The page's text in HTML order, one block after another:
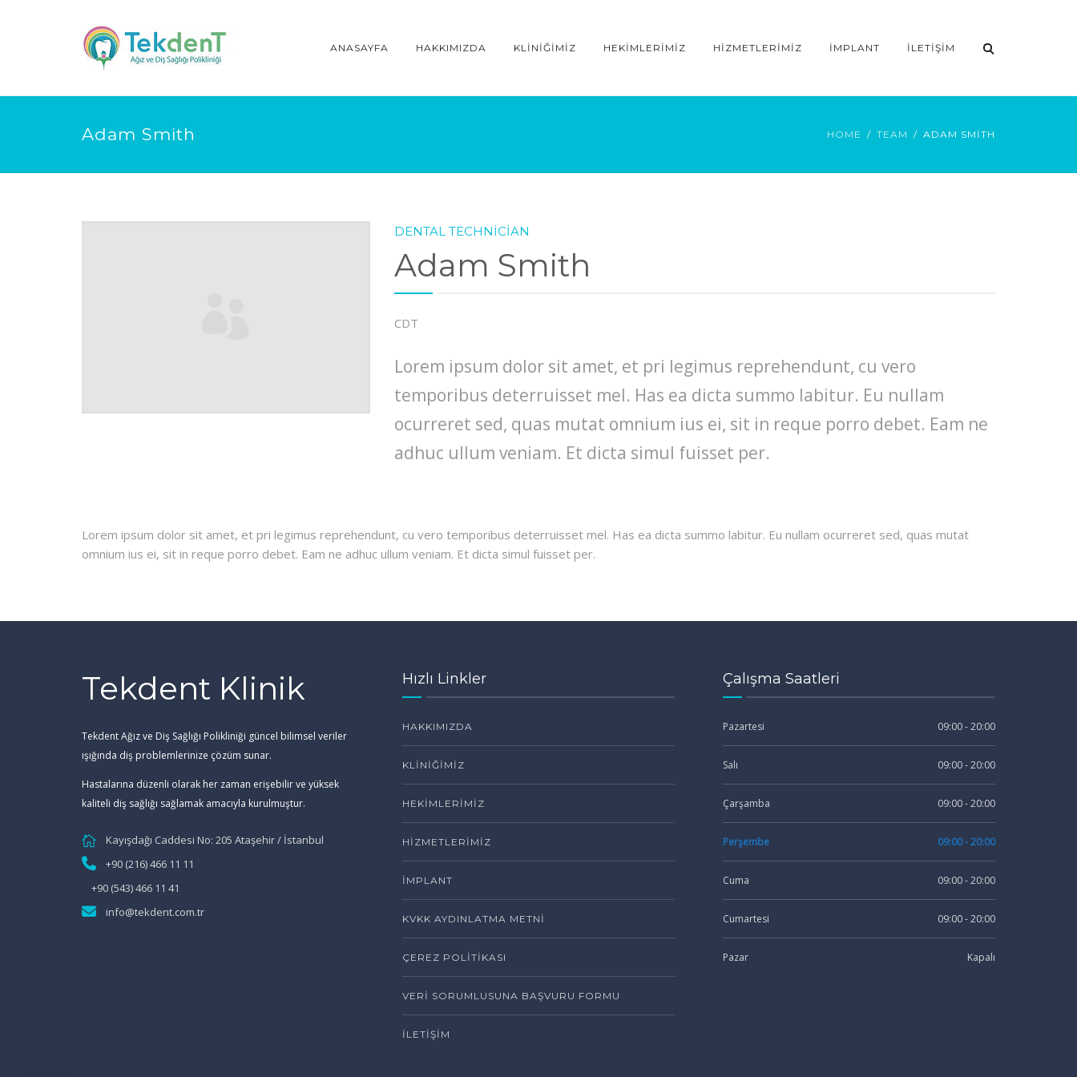
ANASAYFA HAKKIMIZDA KLINIĞIMIZ HEKIMLERIMIZ HIZMETLERIMIZ İMPLANT İLETIŞIM
Adam Smith HOME TEAM ADAM SMITH
DENTAL TECHNICIAN
Adam Smith
CDT
Lorem ipsum dolor sit amet, et pri legimus reprehendunt, cu vero
temporibus deterruisset mel. Has ea dicta summo labitur. Eu nullam
ocurreret sed, quas mutat omnium ius ei, sit in reque porro debet. Eam ne
adhuc ullum veniam. Et dicta simul fuisset per.
Lorem ipsum dolor sit amet, et pri legimus reprehendunt, cu vero temporibus deterruisset mel. Has ea dicta summo labitur. Eu nullam ocurreret sed, quas mutat
omnium ius ei, sit in reque porro debet. Eam ne adhuc ullum veniam. Et dicta simul fuisset per.
Tekdent Klinik
Tekdent Ağız ve Diş Sağlığı Polikliniği güncel bilimsel veriler
ışığında diş problemlerinize çözüm sunar.
Hastalarına düzenli olarak her zaman erişebilir ve yüksek
kaliteli diş sağlığı sağlamak amacıyla kurulmuştur.
Kayışdağı Caddesi No: 205 Ataşehir / İstanbul
+90 (216) 466 11 11
+90 (543) 466 11 41
info@tekdent.com.tr
Hızlı Linkler
HAKKIMIZDA
KLINIĞIMIZ
HEKIMLERIMIZ
HIZMETLERIMIZ
İMPLANT
KVKK AYDINLATMA METNI
ÇEREZ POLITIKASI
VERI SORUMLUSUNA BAŞVURU FORMU
İLETIŞIM
Çalışma Saatleri
Pazartesi 09:00 - 20:00
Salı 09:00 - 20:00
Çarşamba 09:00 - 20:00
Perşembe 09:00 - 20:00
Cuma 09:00 - 20:00
Cumartesi 09:00 - 20:00
Pazar Kapalı